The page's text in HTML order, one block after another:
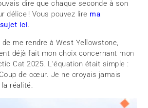
dire que chaque seconde à son
délice ! Vous pouvez lire ma
ici
me rendre à West Yellowstone,
déjà fait mon choix concernant mon
Cat 2025. L’équation était simple :
de cœur. Je ne croyais jamais
réalité.